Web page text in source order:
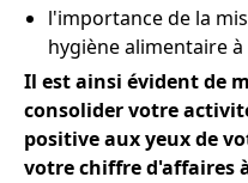
l'importance de la
hygiène alimentaire à
Il est ainsi évident de
consolider votre
positive aux yeux de
votre chiffre d'affaires